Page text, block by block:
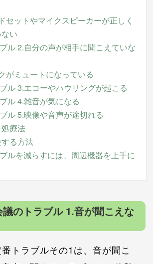
セットやマイクスピーカーが正しく
い
ル 2.自分の声が相手に聞こえていな
がミュートになっている
ル 3.エコーやハウリングが起こる
ル 4.雑音が気になる
ル 5.映像や音声が途切れる
療法
る方法
ルを減らすには、周辺機器を上手に
のトラブル 1.音が聞こえな
トラブルその1は、音が聞こ